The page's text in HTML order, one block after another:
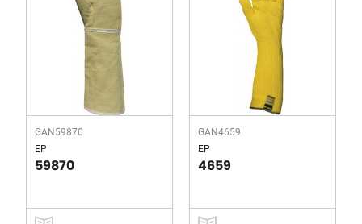
GAN59870
EP
59870
GAN4659
EP
4659